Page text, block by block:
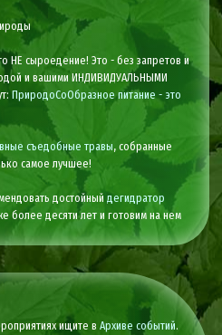
НЕ сыроедение! Это - без запретов и
и вашими ИНДИВИДУАЛЬНЫМИ
ПриродоСоОбразное питание - это
съедобные травы, собранные
самое лучшее!
достойныйдегидратор
более десяти лет и готовим на нем
ищите вАрхиве событий.